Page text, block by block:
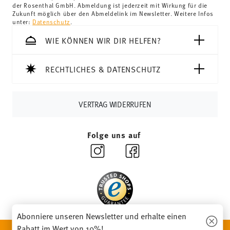
Schweiz:Lieferungen in die Schweiz sind ab 69,90 CHF
versandkostenfrei. Unter einem Bestellwert von 69,90
CHF liegen die Versandkosten bei 36,90 CHF.
sobald Ihr Paket auf die Reise geht.
Lieferzeit innerhalb Deutschlands:3-5 Werktage für
hier einsehen.
der Rosenthal GmbH. Abmeldung ist jederzeit mit Wirkung für die
Zukunft möglich über den Abmeldelink im Newsletter. Weitere Infos
unter: Datenschutz
WIE KÖNNEN WIR DIR HELFEN?
RECHTLICHES & DATENSCHUTZ
VERTRAG WIDERRUFEN
Folge uns auf
Abonniere unseren Newsletter und erhalte einen